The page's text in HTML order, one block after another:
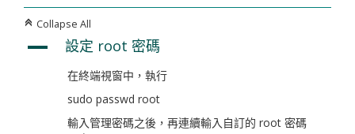
C Collapse All
A 設定 root 密碼
在終端視窗中，執行
sudo passwd root
輸入管理密碼之後，再連續輸入自訂的 root 密碼